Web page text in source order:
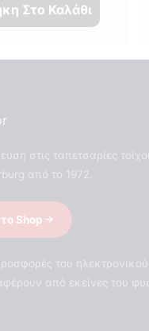
Στο Καλάθι
στις ταπετσαρίες
από το 1972.
Shop
του
από εκείνες του